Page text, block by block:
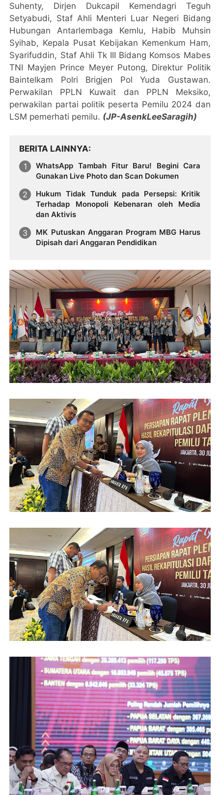
Suhenty, Dirjen Dukcapil Kemendagri Teguh
Setyabudi, Staf Ahli Menteri Luar Negeri Bidang
Hubungan Antarlembaga Kemlu, Habib Muhsin
Syihab, Kepala Pusat Kebijakan Kemenkum Ham,
Syarifuddin, Staf Ahli Tk III Bidang Komsos Mabes
TNI Mayjen Prince Meyer Putong, Direktur Politik
Baintelkam Polri Brigjen Pol Yuda Gustawan.
Perwakilan PPLN Kuwait dan PPLN Meksiko,
perwakilan partai politik peserta Pemilu 2024 dan
LSM pemerhati pemilu. (JP-AsenkLeeSaragih)
BERITA LAINNYA
WhatsApp Tambah Fitur Baru! Begini Cara
Gunakan Live Photo dan Scan Dokumen
Hukum Tidak Tunduk pada Persepsi: Kritik
Terhadap Monopoli Kebenaran oleh Media
dan Aktivis
MK Putuskan Anggaran Program MBG Harus
Dipisah dari Anggaran Pendidikan